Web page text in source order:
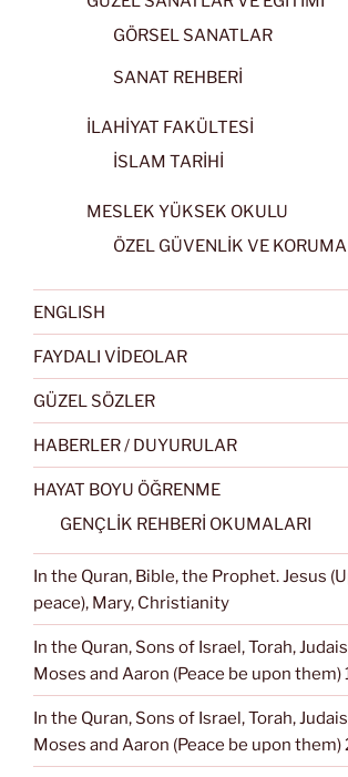
GÖRSEL SANATLAR
SANAT REHBERİ
İLAHİYAT FAKÜLTESİ
İSLAM TARİHİ
MESLEK YÜKSEK OKULU
ÖZEL GÜVENLİK VE
ENGLISH
FAYDALI VİDEOLAR
GÜZEL SÖZLER
HABERLER / DUYURULAR
HAYAT BOYU ÖĞRENME
GENÇLİK REHBERİ OKUMALARI
In the Quran, Bible, the Prophet. Jesus
peace), Mary, Christianity
In the Quran, Sons of Israel, Torah,
Moses and Aaron (Peace be upon them)
In the Quran, Sons of Israel, Torah,
Moses and Aaron (Peace be upon them)